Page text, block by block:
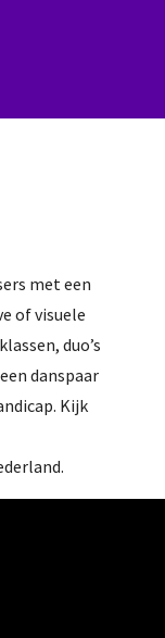
met een
of visuele
duo’s
danspaar
Kijk